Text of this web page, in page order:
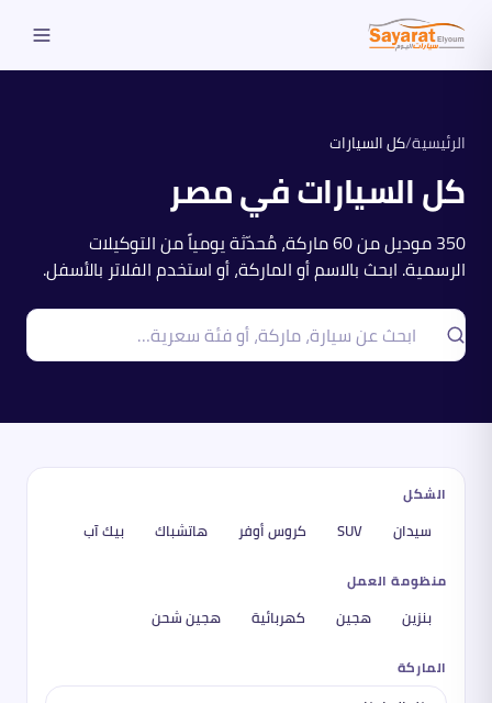
الرئيسية/كل السيارات
كل السيارات في مصر
350موديل من60ماركة، مُحدّثة يومياً من التوكيلات
الرسمية. ابحث بالاسم أو الماركة، أو استخدم الفلاتر بالأسفل.
الشكل
سيدان SUV كروس أوفر هاتشباك بيك آب
منظومة العمل
بنزين هجين كهربائية هجين شحن
الماركة